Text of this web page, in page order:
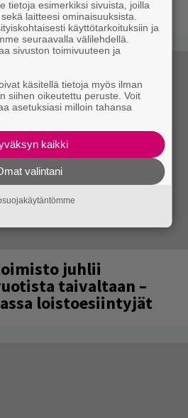
juhlii
taivaltaan –
loistoesiintyjät
tietoja esimerkiksi sivuista, joilla
laitteesi ominaisuuksista.
käyttötarkoituksiin ja
seuraavalla välilehdellä.
sivuston toimivuuteen ja
käsitellä tietoja myös ilman
siihen oikeutettu peruste. Voit
asetuksiasi milloin tahansa
kaikki
valintani